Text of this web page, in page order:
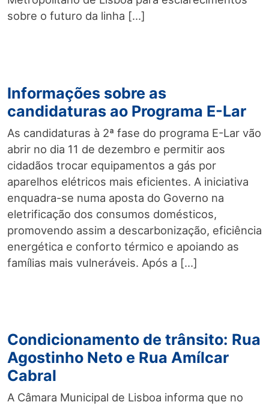
sobre o futuro da linha […]
Informações sobre as
candidaturas ao Programa E-Lar
As candidaturas à 2ª fase do programa E-Lar vão
abrir no dia 11 de dezembro e permitir aos
cidadãos trocar equipamentos a gás por
aparelhos elétricos mais eficientes. A iniciativa
enquadra-se numa aposta do Governo na
eletrificação dos consumos domésticos,
promovendo assim a descarbonização, eficiência
energética e conforto térmico e apoiando as
famílias mais vulneráveis. Após a […]
Condicionamento de trânsito: Rua
Agostinho Neto e Rua Amílcar
Cabral
A Câmara Municipal de Lisboa informa que no